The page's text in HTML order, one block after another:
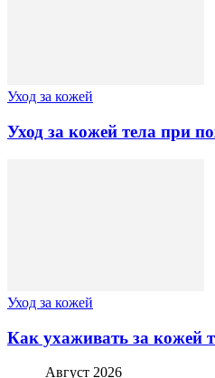
Уход за кожей
Уход за кожей тела при
Уход за кожей
Как ухаживать за кожей
Август 2026